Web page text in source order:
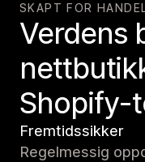
SKAPT FOR
Verdens
Shopify-
Fremtidssikker
Regelmessig